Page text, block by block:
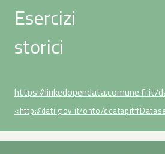
Esercizi
storici
https://
<http://dati.gov.it/onto/dcatapit#